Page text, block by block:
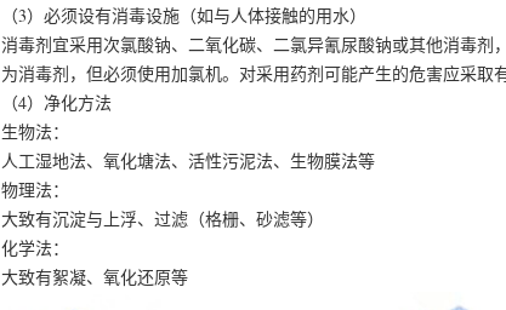
（3）必须设有消毒设施（如与人体接触的用水）
消毒剂宜采用次氯酸钠、二氧化碳、二氯异氰尿酸钠或其他消毒
为消毒剂，但必须使用加氯机。对采用药剂可能产生的危害应采取
（4）净化方法
生物法：
人工湿地法、氧化塘法、活性污泥法、生物膜法等
物理法：
大致有沉淀与上浮、过滤（格栅、砂滤等）
化学法：
大致有絮凝、氧化还原等